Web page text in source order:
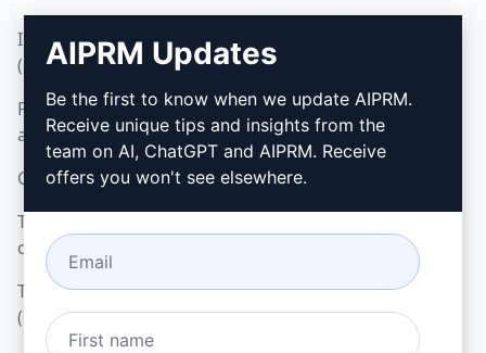
Informativa sulla privacy
(en)
Politica di utilizzo
accettabile (en)
Condizioni di utilizzo (en)
Termini dell'estensione
del browser (en)
Termini di fatturazione
(en)
Microsoft Edge (en)
AIPRM Updates
Be the first to know when we update AIPRM.
Receive unique tips and insights from the
team on AI, ChatGPT and AIPRM. Receive
offers you won't see elsewhere.